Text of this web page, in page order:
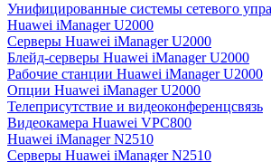
Унифицированные системы сетевого
Huawei iManager U2000
Серверы Huawei iManager U2000
Блейд-серверы Huawei iManager U2000
Рабочие станции Huawei iManager U2000
Опции Huawei iManager U2000
Телеприсутствие и видеоконференцсвязь
Видеокамера Huawei VPC800
Huawei iManager N2510
Серверы Huawei iManager N2510